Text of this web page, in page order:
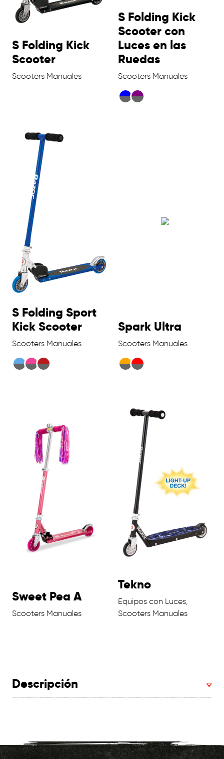
S Folding Kick
Scooter
Scooters Manuales
S Folding Kick
Scooter con
Luces en las
Ruedas
Scooters Manuales
S Folding Sport
Kick Scooter
Scooters Manuales
Spark Ultra
Scooters Manuales
Sweet Pea A
Scooters Manuales
Tekno
Equipos con Luces,
Scooters Manuales
Descripción